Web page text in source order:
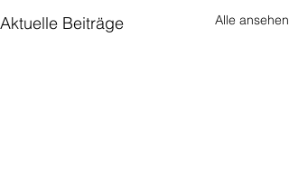
Aktuelle Beiträge Alle ansehen